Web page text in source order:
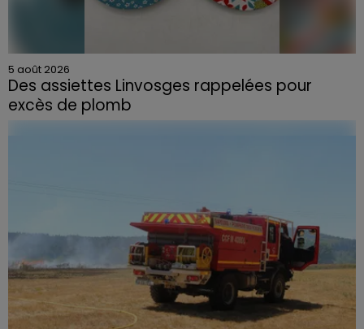
5 août 2026
Des assiettes Linvosges rappelées pour
excès de plomb
Du plomb a été détecté dans deux assiettes en